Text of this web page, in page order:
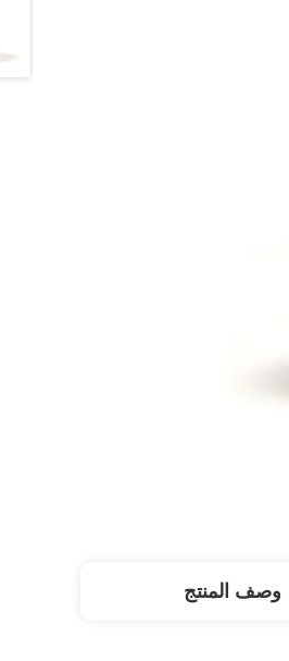
وصف المنتج